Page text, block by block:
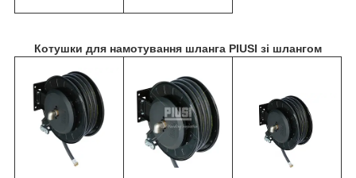
Котушки для намотування шланга PIUSI зі шлангом